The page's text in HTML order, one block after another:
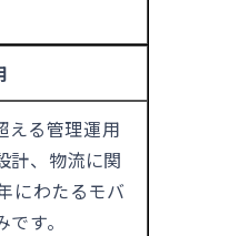
える管理運用
計、物流に関
にわたるモバ
す。